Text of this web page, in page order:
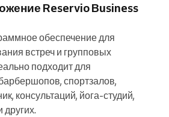
Reservio Business
обеспечение для
встреч и групповых
подходит для
спортзалов,
консультаций, йога-студий,
других.